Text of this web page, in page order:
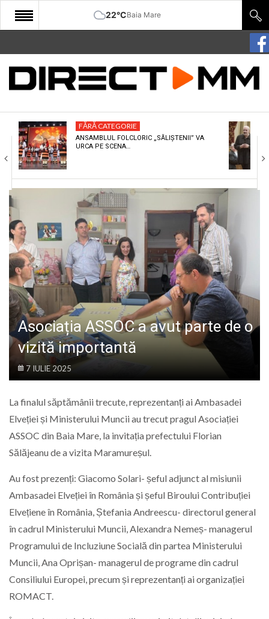
22°CBaia Mare
START
COMUNITATE
CULTURA
ECONOMIE
SANATATE
SPECIAL
POLITIC
LIFE
FĂRĂ CATEGORIE
ANSAMBLUL FOLCLORIC „SĂLIȘTENII” VA
URCA PE SCENA…
Asociația ASSOC a avut parte de o
vizită importantă
7 IULIE 2025
La finalul săptămânii trecute, reprezentanți ai Ambasadei
Elveției și Ministerului Muncii au trecut pragul Asociației
ASSOC din Baia Mare, la invitația prefectului Florian
Sălăjeanu de a vizita Maramureșul.
Au fost prezenți: Giacomo Solari- șeful adjunct al misiunii
Ambasadei Elveției în România și șeful Biroului Contribuției
Elvețiene în România, Ștefania Andreescu- directorul general
în cadrul Ministerului Muncii, Alexandra Nemeș- managerul
Programului de Incluziune Socială din partea Ministerului
Muncii, Ana Oprișan- managerul de programe din cadrul
Consiliului Europei, precum și reprezentanți ai organizației
ROMACT.